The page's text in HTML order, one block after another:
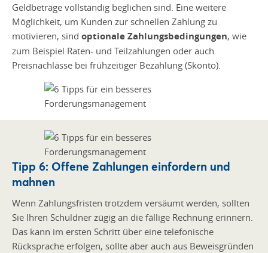
Geldbeträge vollständig beglichen sind. Eine weitere
Möglichkeit, um Kunden zur schnellen Zahlung zu
motivieren, sind optionale Zahlungsbedingungen, wie
zum Beispiel Raten- und Teilzahlungen oder auch
Preisnachlässe bei frühzeitiger Bezahlung (Skonto).
Tipp 6: Offene Zahlungen einfordern und
mahnen
Wenn Zahlungsfristen trotzdem versäumt werden, sollten
Sie Ihren Schuldner zügig an die fällige Rechnung erinnern.
Das kann im ersten Schritt über eine telefonische
Rücksprache erfolgen, sollte aber auch aus Beweisgründen